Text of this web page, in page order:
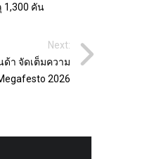
1,300 คัน
Next:
า จัดเต็มความ
2026